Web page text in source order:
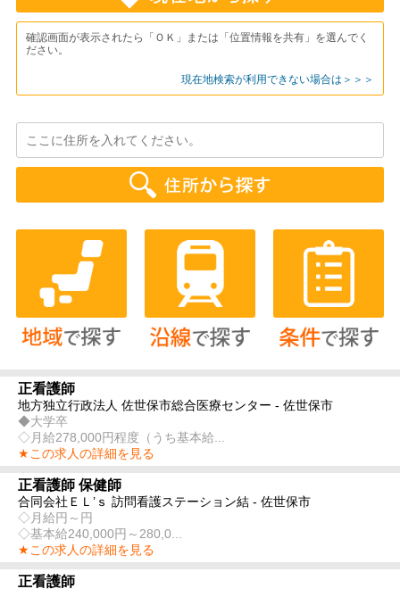
確認画面が表示されたら「ＯＫ」または「位置情報を共有」を選んでく
ださい。
現在地検索が利用できない場合は＞＞＞
正看護師
地方独立行政法人 佐世保市総合医療センター - 佐世保市
◆大学卒
◇月給278,000円程度（うち基本給...
★この求人の詳細を見る
正看護師 保健師
合同会社ＥＬ’ｓ 訪問看護ステーション結 - 佐世保市
◇月給円～円
◇基本給240,000円～280,0...
★この求人の詳細を見る
正看護師